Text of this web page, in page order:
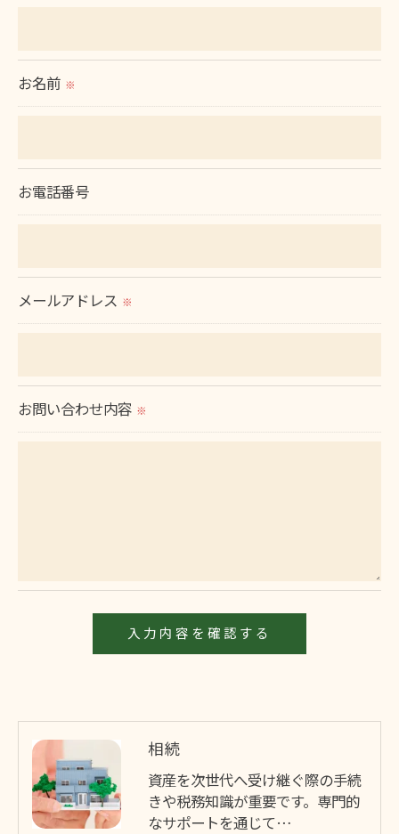
これらの委託先に対しては個人情報保護契約等の措
当社では、個人情報の漏洩等がなされないよう、適
切に安全管理対策を実施します。
必要な情報を頂けない場合は、それに対応した当社
のサービスをご提供できない場合がございますので
＜個人情報の開示･訂正・削除･利用停止の手続につ
いて＞
きにつきましては、お電話でお問合せ下さい。
お名前 ※
お電話番号
メールアドレス ※
お問い合わせ内容 ※
相続
資産を次世代へ受け継ぐ際の手続
きや税務知識が重要です。専門的
なサポートを通じて…